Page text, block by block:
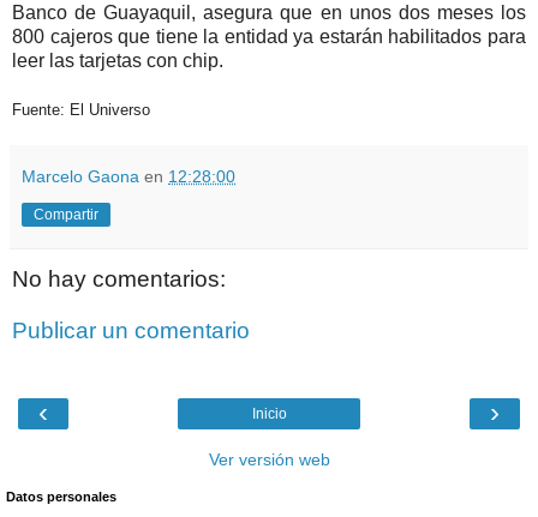
Banco de Guayaquil, asegura que en unos dos meses los
800 cajeros que tiene la entidad ya estarán habilitados para
leer las tarjetas con chip.
Fuente: El Universo
Marcelo Gaona en 12:28:00
Compartir
No hay comentarios:
Publicar un comentario
‹ ›
Inicio
Ver versión web
Datos personales